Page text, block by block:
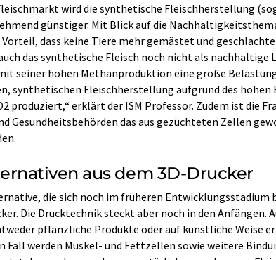
wird die synthetische Fleischherstellung
günstiger. Mit Blick auf die
Vorteil, dass keine Tiere mehr gemästet und
das synthetische Fleisch noch nicht als nachhaltige
seiner hohen Methanproduktion eine große
synthetischen Fleischherstellung aufgrund des
produziert,“ erklärt der ISM Professor. Zudem ist die
Gesundheitsbehörden das aus gezüchteten Zellen
aus dem 3D-Drucker
die sich noch im früheren Entwicklungsstadium
Die Drucktechnik steckt aber noch in den Anfängen.
pflanzliche Produkte oder auf künstliche Weise
Fall werden Muskel- und Fettzellen sowie weitere